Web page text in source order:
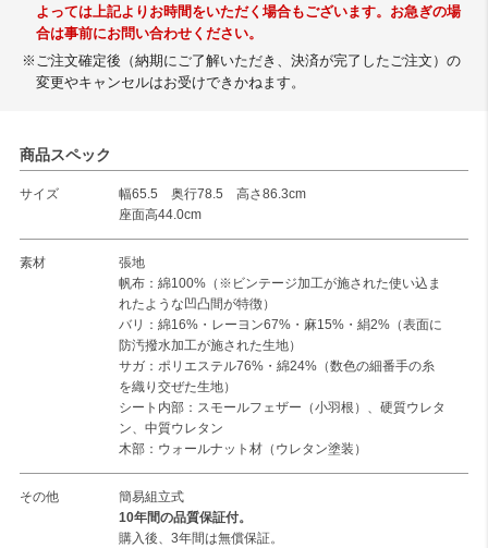
よっては上記よりお時間をいただく場合もございます。お急ぎの場
合は事前にお問い合わせください。
※ご注文確定後（納期にご了解いただき、決済が完了したご注文）の
変更やキャンセルはお受けできかねます。
商品スペック
サイズ
幅65.5 奥行78.5 高さ86.3cm
座面高44.0cm
素材
張地
帆布：綿100%（※ビンテージ加工が施された使い込ま
れたような凹凸間が特徴）
バリ：綿16%・レーヨン67%・麻15%・絹2%（表面に
防汚撥水加工が施された生地）
サガ：ポリエステル76%・綿24%（数色の細番手の糸
を織り交ぜた生地）
シート内部：スモールフェザー（小羽根）、硬質ウレタ
ン、中質ウレタン
木部：ウォールナット材（ウレタン塗装）
その他
簡易組立式
10年間の品質保証付。
購入後、3年間は無償保証。